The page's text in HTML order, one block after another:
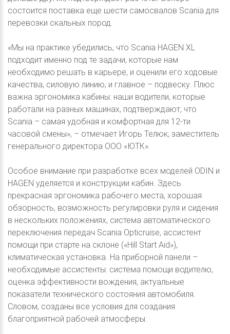
состоится поставка еще шести самосвалов Scania для
перевозки скальных пород.
«Мы на практике убедились, что Scania HAGEN XL
подходит именно под те задачи, которые нам
необходимо решать в карьере, и оценили его ходовые
качества, силовую линию, и главное – подвеску. Плюс
важна эргономика кабины: наши водители, которые
работали на разных машинах, подтверждают, что
Scania – самая удобная и комфортная для 12-ти
часовой смены», – отмечает Игорь Телюк, заместитель
генерального директора ООО «ЮТК».
Особое внимание при разработке всех моделей ODIN и
HAGEN уделяется и конструкции кабин. Здесь
прекрасная эргономика рабочего места, хорошая
обзорность, возможность регулировки руля и сидения
в нескольких положениях, система автоматического
переключения передач Scania Opticruise, ассистент
помощи при старте на склоне («Hill Start Aid»),
климатическая установка. На приборной панели –
необходимые ассистенты: система помощи водителю,
оценка эффективности вождения, актуальные
показатели технического состояния автомобиля.
Словом, созданы все условия для создания
благоприятной рабочей атмосферы.